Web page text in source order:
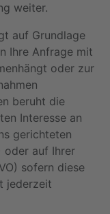
weiter.
auf Grundlage
Ihre Anfrage mit
oder zur
beruht die
Interesse an
gerichteten
oder auf Ihrer
sofern diese
jederzeit